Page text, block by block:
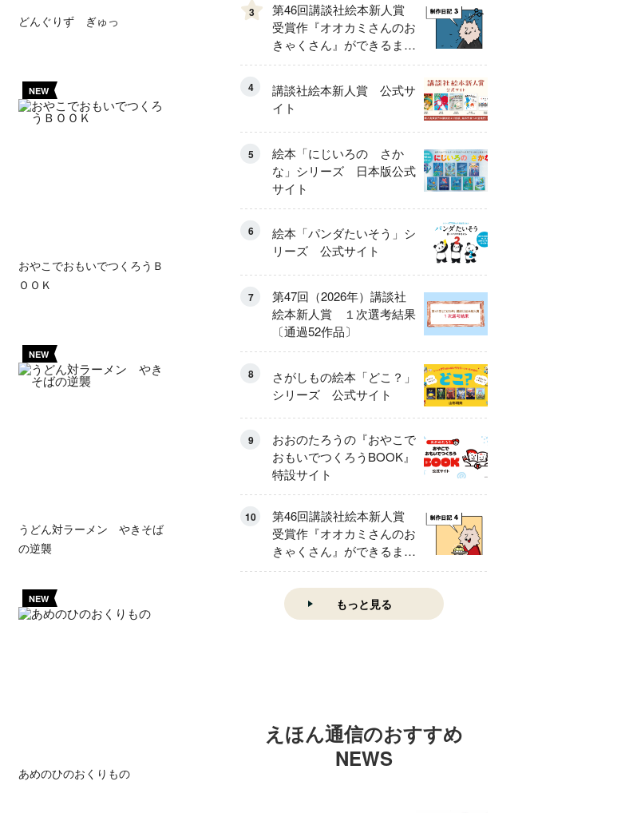
どんぐりず ぎゅっ
NEW
おやこでおもいでつくろうＢ
ＯＯＫ
NEW
うどん対ラーメン やきそば
の逆襲
NEW
あめのひのおくりもの
3
第46回講談社絵本新人賞
受賞作『オオカミさんのお
きゃくさん』ができるまで
③
4
講談社絵本新人賞 公式サ
イト
5
絵本「にじいろの さか
な」シリーズ 日本版公式
サイト
6
絵本「パンダたいそう」シ
リーズ 公式サイト
7
第47回（2026年）講談社
絵本新人賞 １次選考結果
〔通過52作品〕
8
さがしもの絵本「どこ？」
シリーズ 公式サイト
9
おおのたろうの『おやこで
おもいでつくろうBOOK』
特設サイト
10
第46回講談社絵本新人賞
受賞作『オオカミさんのお
きゃくさん』ができるまで
④
もっと見る
えほん通信のおすすめ
NEWS